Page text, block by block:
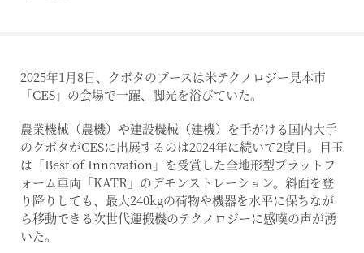
2025年1月8日、クボタのブースは米テクノロジー見本市
「CES」の会場で一躍、脚光を浴びていた。
農業機械（農機）や建設機械（建機）を手がける国内大手
のクボタがCESに出展するのは2024年に続いて2度目。目玉
は「Best of Innovation」を受賞した全地形型プラットフ
ォーム車両「KATR」のデモンストレーション。斜面を登
り降りしても、最大240kgの荷物や機器を水平に保ちなが
ら移動できる次世代運搬機のテクノロジーに感嘆の声が湧
いた。